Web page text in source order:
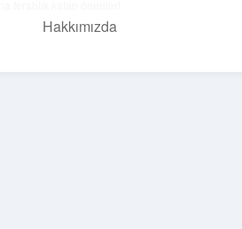
Hakkımızda